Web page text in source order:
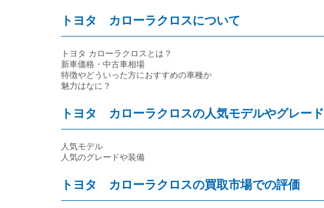
トヨタ カローラクロスについて
トヨタ カローラクロスとは？
新車価格・中古車相場
特徴やどういった方におすすめの車種か
魅力はなに？
トヨタ カローラクロスの人気モデルやグレード
人気モデル
人気のグレードや装備
トヨタ カローラクロスの買取市場での評価